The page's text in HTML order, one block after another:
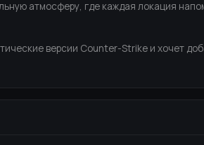
атмосферу, где каждая локация
версии Counter-Strike и хочет